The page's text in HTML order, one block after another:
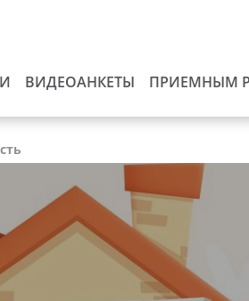
ВИДЕОАНКЕТЫ ПРИЕМНЫМ